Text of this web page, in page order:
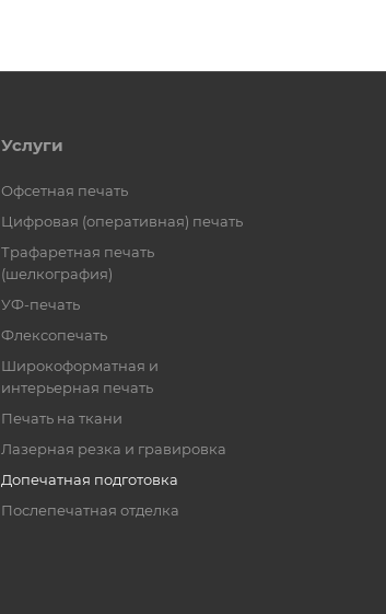
Услуги
Офсетная печать
Цифровая (оперативная) печать
Трафаретная печать
(шелкография)
УФ-печать
Флексопечать
Широкоформатная и
интерьерная печать
Печать на ткани
Лазерная резка и гравировка
Допечатная подготовка
Послепечатная отделка